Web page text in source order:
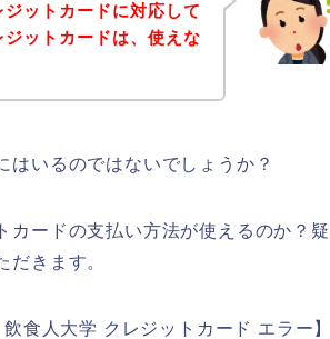
ットカードに対応して
ットカードは、使えな
はいるのではないでしょうか？
カードの支払い方法が使えるのか？疑
だきます。
食人大学 クレジットカード エラー】